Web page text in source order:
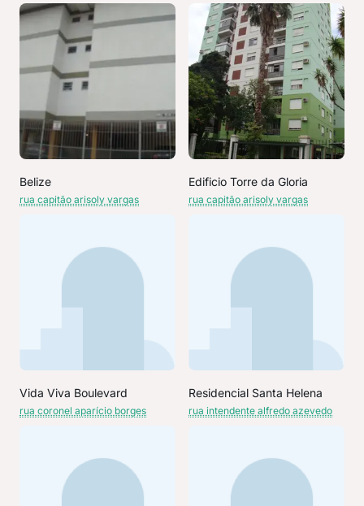
Belize
rua capitão arisoly vargas
Edificio Torre da Gloria
rua capitão arisoly vargas
Vida Viva Boulevard
rua coronel aparício borges
Residencial Santa Helena
rua intendente alfredo azevedo